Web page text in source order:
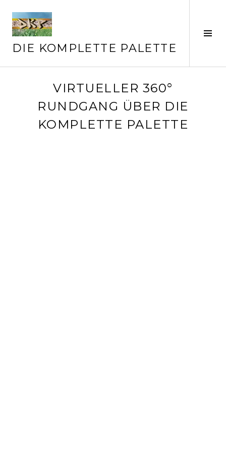
zum
Inhalt
DIE KOMPLETTE PALETTE
VIRTUELLER 360°
RUNDGANG ÜBER DIE
KOMPLETTE PALETTE